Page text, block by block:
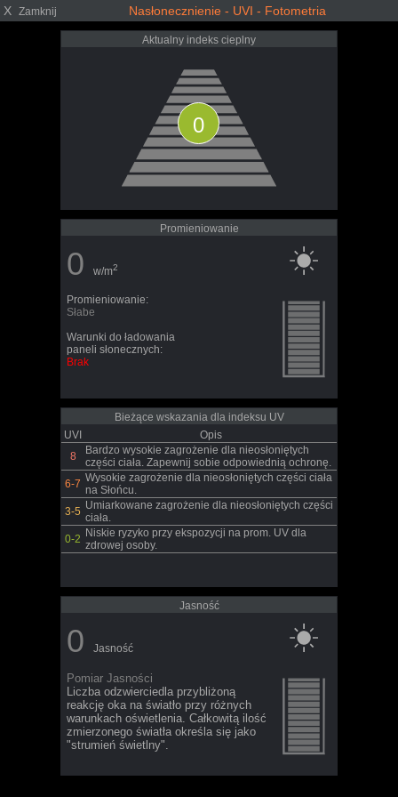
X Zamknij Nasłonecznienie - UVI - Fotometria
Aktualny indeks cieplny
0
Promieniowanie
0 w/m2
Promieniowanie:
Słabe
Warunki do ładowania
paneli słonecznych:
Brak
Bieżące wskazania dla indeksu UV
UVI
Opis
8
Bardzo wysokie zagrożenie dla nieosłoniętych
części ciała. Zapewnij sobie odpowiednią ochronę.
6-7 Wysokie zagrożenie dla nieosłoniętych części ciała
na Słońcu.
3-5 Umiarkowane zagrożenie dla nieosłoniętych części
ciała.
0-2 Niskie ryzyko przy ekspozycji na prom. UV dla
zdrowej osoby.
Jasność
0 Jasność
Pomiar Jasności
Liczba odzwierciedla przybliżoną
reakcję oka na światło przy różnych
warunkach oświetlenia. Całkowitą ilość
zmierzonego światła określa się jako
"strumień świetlny".